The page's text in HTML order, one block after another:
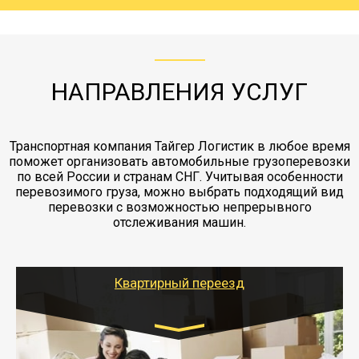
заканчивая выгрузкой в пункте получателя.
НАПРАВЛЕНИЯ УСЛУГ
Транспортная компания Тайгер Логистик в любое время
поможет организовать автомобильные грузоперевозки
по всей России и странам СНГ. Учитывая особенности
перевозимого груза, можно выбрать подходящий вид
перевозки с возможностью непрерывного
отслеживания машин.
Квартирный переезд